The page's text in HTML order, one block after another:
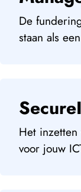
De
staan als
Het
voor jouw